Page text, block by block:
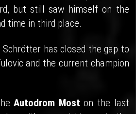
but still saw himself on the
time in third place.
has closed the gap to
and the current champion
Autodrom Most on the last